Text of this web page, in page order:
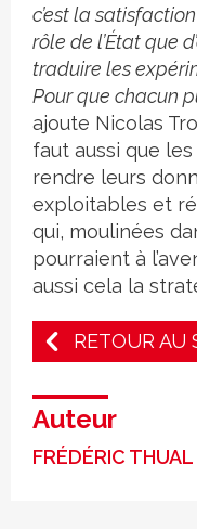
c’est la
rôle de l’État que
traduire les
Pour que chacun
ajoute Nicolas
faut aussi que
rendre leurs
exploitables et
qui, moulinées
pourraient à
aussi cela la
RETOUR AU
Auteur
FRÉDÉRIC THUAL